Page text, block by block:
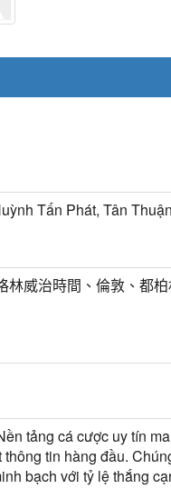
Tấn Phát, Tân
林威治時間、倫敦、都
tảng cá cược uy tín
thông tin hàng đầu.
bạch với tỷ lệ thắng